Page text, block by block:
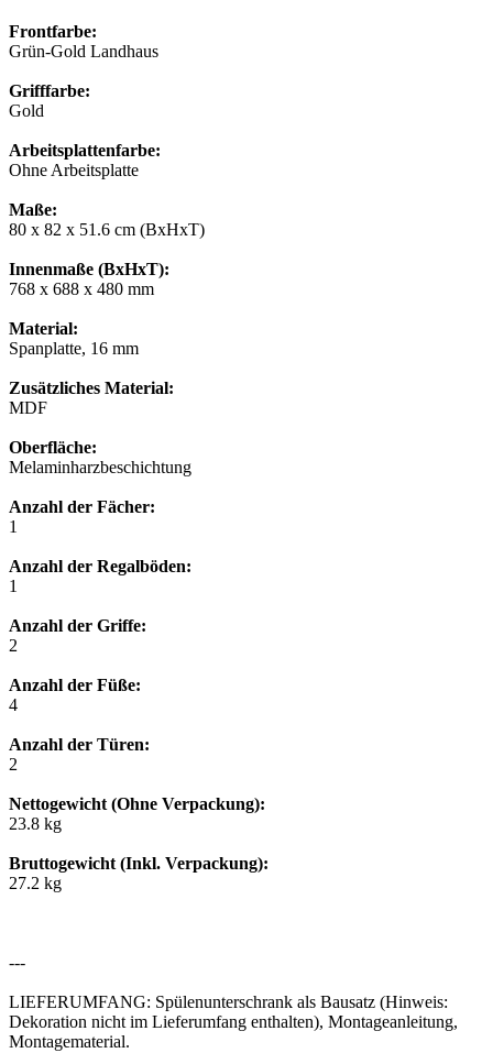
Frontfarbe:
Grün-Gold Landhaus
Grifffarbe:
Gold
Arbeitsplattenfarbe:
Ohne Arbeitsplatte
Maße:
80 x 82 x 51.6 cm (BxHxT)
Innenmaße (BxHxT):
768 x 688 x 480 mm
Material:
Spanplatte, 16 mm
Zusätzliches Material:
MDF
Oberfläche:
Melaminharzbeschichtung
Anzahl der Fächer:
1
Anzahl der Regalböden:
1
Anzahl der Griffe:
2
Anzahl der Füße:
4
Anzahl der Türen:
2
Nettogewicht (Ohne Verpackung):
23.8 kg
Bruttogewicht (Inkl. Verpackung):
27.2 kg
---
LIEFERUMFANG: Spülenunterschrank als Bausatz (Hinweis:
Dekoration nicht im Lieferumfang enthalten), Montageanleitung,
Montagematerial.